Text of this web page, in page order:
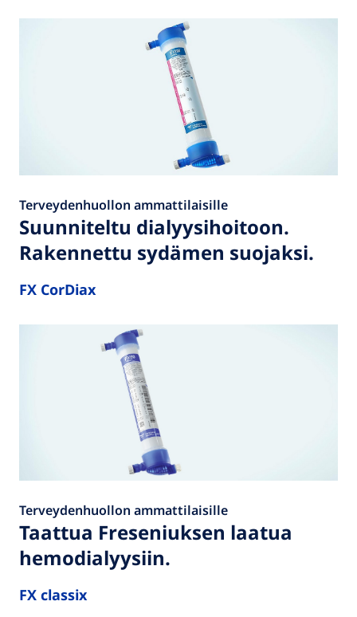
Terveydenhuollon ammattilaisille
Suunniteltu dialyysihoitoon.
Rakennettu sydämen suojaksi.
FX CorDiax
Terveydenhuollon ammattilaisille
Taattua Freseniuksen laatua
hemodialyysiin.
FX classix